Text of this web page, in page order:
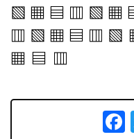
▧ ▦ ▤ ▥ ▧ ▦
▥ ▧ ▦ ▤ ▥ ▧
▦ ▤ ▥